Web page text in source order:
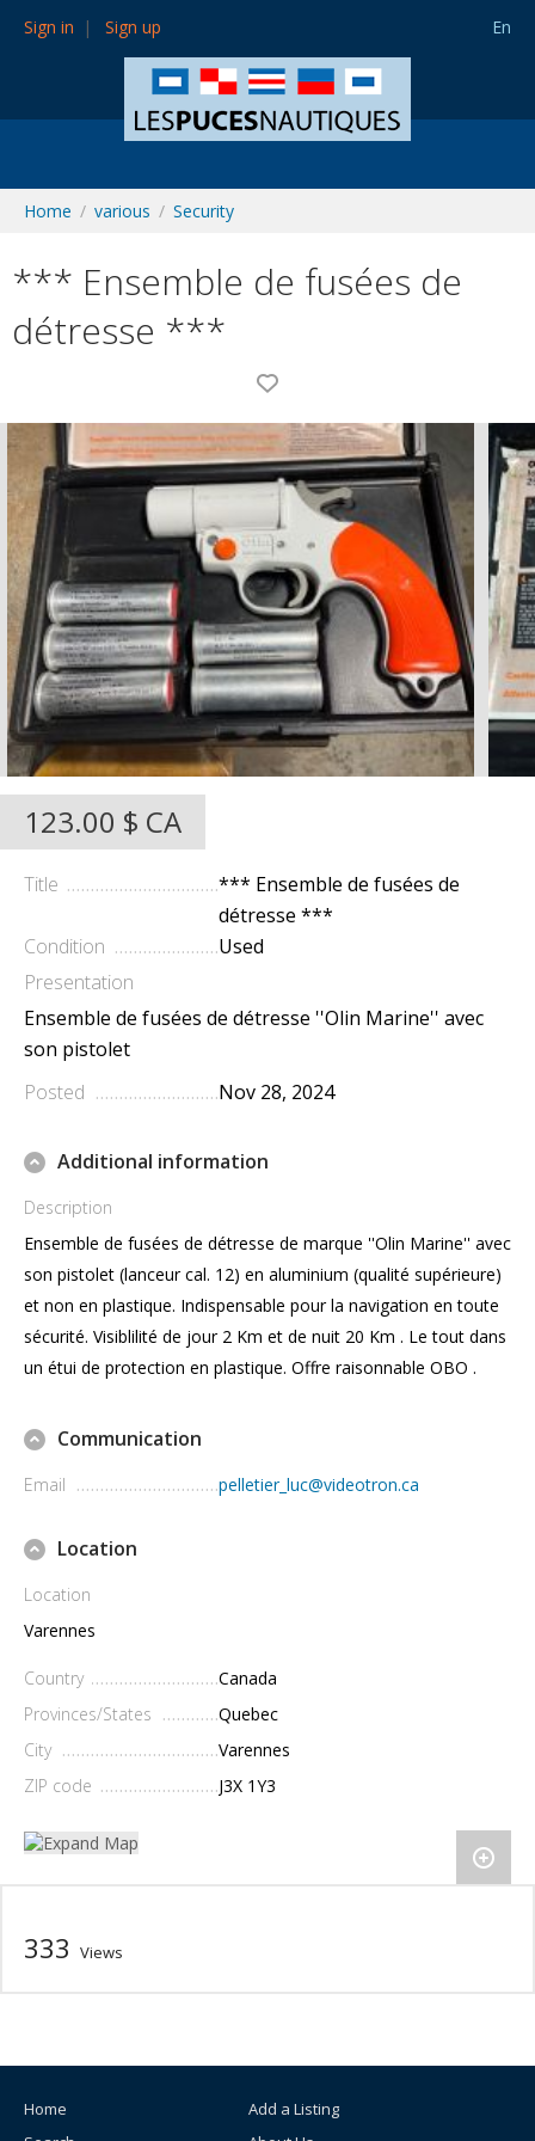
Sign in Sign up En
Home various Security
*** Ensemble de fusées de
détresse ***
123.00 $ CA
Title
*** Ensemble de fusées de
détresse ***
Condition
Used
Presentation
Ensemble de fusées de détresse ''Olin Marine'' avec
son pistolet
Posted
Nov 28, 2024
Additional information
Description
Ensemble de fusées de détresse de marque ''Olin Marine'' avec
son pistolet (lanceur cal. 12) en aluminium (qualité supérieure)
et non en plastique. Indispensable pour la navigation en toute
sécurité. Visiblilité de jour 2 Km et de nuit 20 Km . Le tout dans
un étui de protection en plastique. Offre raisonnable OBO .
Communication
Email pelletier_luc@videotron.ca
Location
Location
Varennes
Country
Canada
Provinces/States
Quebec
City
Varennes
ZIP code
J3X 1Y3
333 Views
Home
Add a Listing